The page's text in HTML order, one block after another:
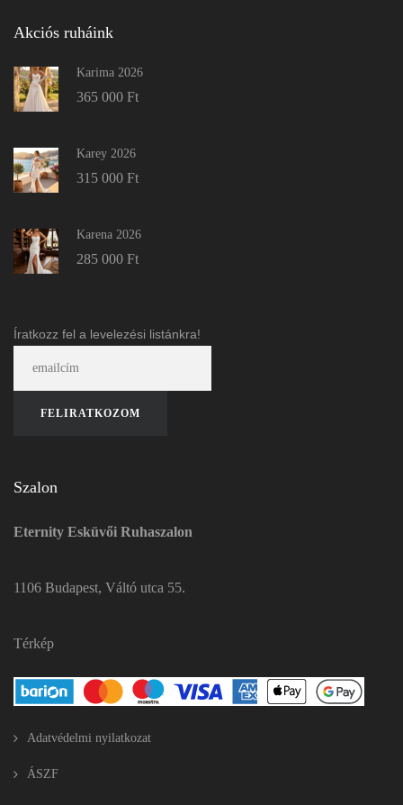
Akciós ruháink
Karima 2026
365 000 Ft
Karey 2026
315 000 Ft
Karena 2026
285 000 Ft
Íratkozz fel a levelezési listánkra!
Szalon
Eternity Esküvői Ruhaszalon
1106 Budapest, Váltó utca 55.
Térkép
Adatvédelmi nyilatkozat
ÁSZF